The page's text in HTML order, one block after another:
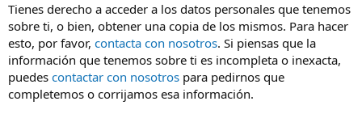
Tienes derecho a acceder a los datos personales que tenemos
sobre ti, o bien, obtener una copia de los mismos. Para hacer
esto, por favor, contacta con nosotros. Si piensas que la
información que tenemos sobre ti es incompleta o inexacta,
puedes contactar con nosotros para pedirnos que
completemos o corrijamos esa información.